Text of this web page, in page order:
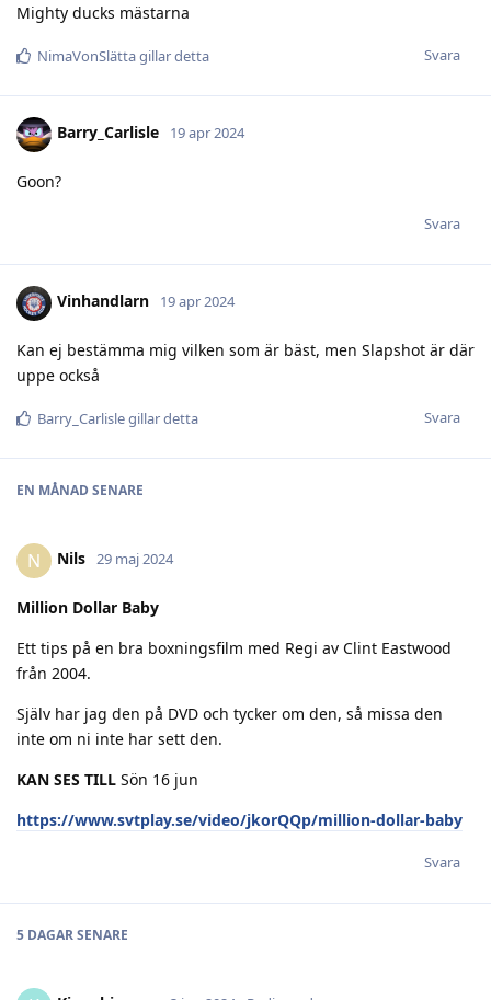
Mighty ducks mästarna
Svara
NimaVonSlättagillar detta
Barry_Carlisle 19 apr 2024
Goon?
Svara
Vinhandlarn 19 apr 2024
Kan ej bestämma mig vilken som är bäst, men Slapshot är där
uppe också
Svara
Barry_Carlislegillar detta
EN MÅNADSENARE
N Nils 29 maj 2024
Million Dollar Baby
Ett tips på en bra boxningsfilm med Regi av Clint Eastwood
från 2004.
Själv har jag den på DVD och tycker om den, så missa den
inte om ni inte har sett den.
KAN SES TILL Sön 16 jun
https://www.svtplay.se/video/jkorQQp/million-dollar-baby
Svara
5 DAGARSENARE